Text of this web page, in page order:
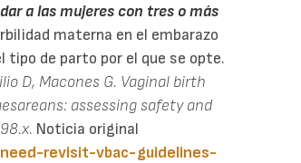
a las mujeres con tres o más
materna en el embarazo
tipo de parto por el que se opte.
D, Macones G. Vaginal birth
assessing safety and
Noticia original
revisit-vbac-guidelines-